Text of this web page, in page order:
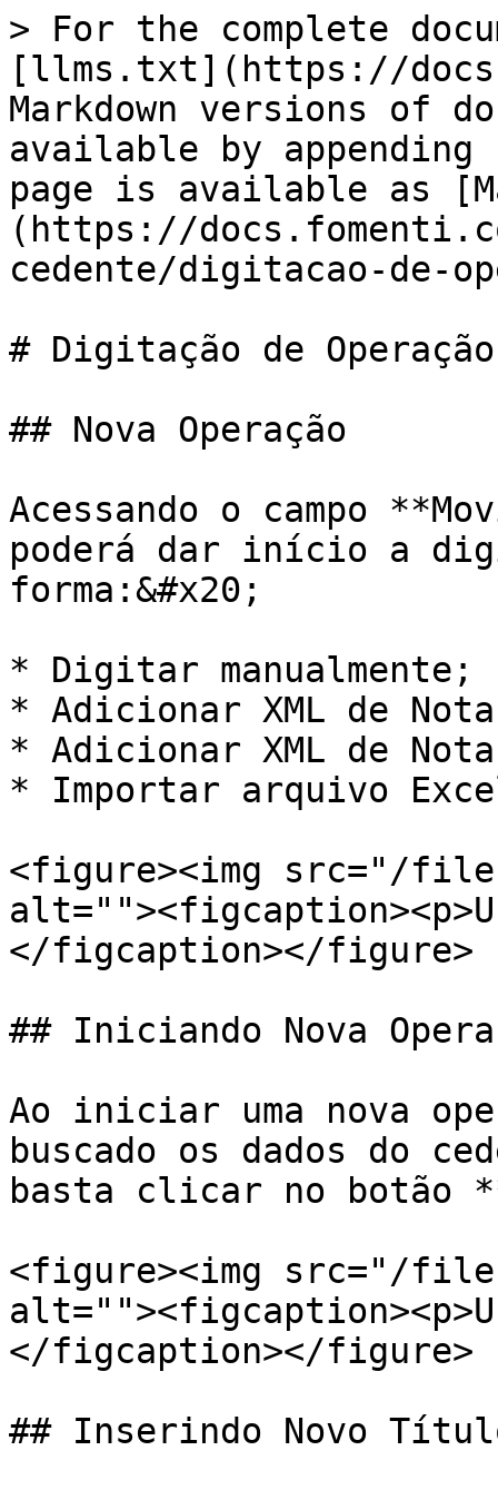
> For the complete
[llms.txt](https://
Markdown versions of
available by
page is available as
(https://
cedente/digitacao-de-
# Digitação de Operação
## Nova Operação
Acessando o campo
poderá dar início a
forma:&#x20;
* Digitar manualmente;
* Adicionar XML de
* Adicionar XML de
* Importar arquivo
<figure><img src="/files/
</figcaption></figure>
## Iniciando Nova
Ao iniciar uma nova
buscado os dados do
basta clicar no
<figure><img src="/files/
</figcaption></figure>
## Inserindo Novo